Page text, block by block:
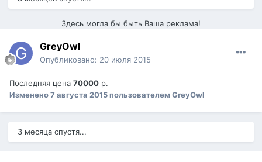
Здесь могла бы быть Ваша реклама!
GreyOwl
Опубликовано: 20 июля 2015
Последняя цена 70000 р.
Изменено7 августа 2015пользователем GreyOwl
3 месяца спустя...